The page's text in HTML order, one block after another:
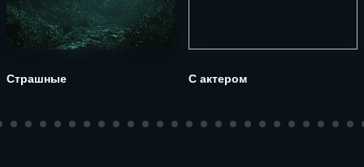
Страшные С актером